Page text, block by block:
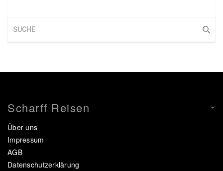
Scharff Reisen
Über uns
Impressum
AGB
Datenschutzerklärung